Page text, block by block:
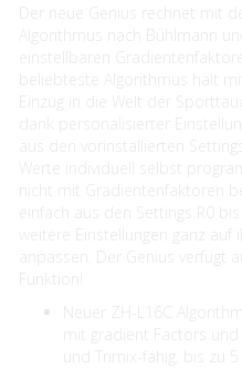
Der neue Genius rechnet mit
Algorithmus nach Bühlmann und
einstellbaren
beliebteste Algorithmus hält
Einzug in die Welt der
dank personalisierter
aus den vorinstallierten
Werte individuell selbst
nicht mit Gradientenfaktoren
einfach aus den Settings R0
weitere Einstellungen ganz auf
anpassen. Der Genius verfügt
Funktion!
Neuer ZH-L16C
mit gradient Factors
und Trimix-fähig, bis zu 5